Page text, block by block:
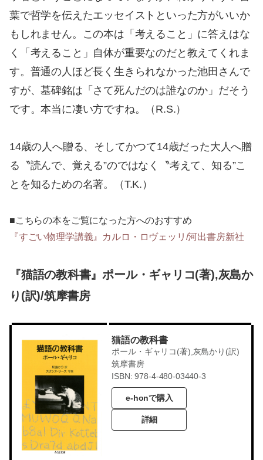
葉で哲学を伝えたエッセイストといった方がいいか
もしれません。この本は「考えること」に答えはな
く「考えること」自体が重要なのだと教えてくれま
す。普通の人ほど長く生きられなかった池田さんで
すが、墓碑銘は「さて死んだのは誰なのか」だそう
です。本当に凄い方ですね。（R.S.）
14歳の人へ贈る、そしてかつて14歳だった大人へ贈
る〝読んで、覚える”のではなく〝考えて、知る”こ
とを知るための名著。（T.K.）
■こちらの本をご覧になった方へのおすすめ
『すごい物理学講義』カルロ・ロヴェッリ/河出書房新社
『猫語の教科書』ポール・ギャリコ(著),灰島か
り(訳)/筑摩書房
猫語の教科書
ポール・ギャリコ(著),灰島かり(訳)
筑摩書房
ISBN: 978-4-480-03440-3
e-honで購入
詳細